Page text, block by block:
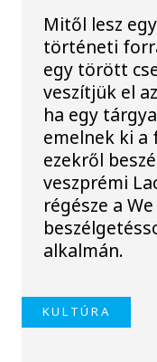
Mitől lesz
történeti
egy törött
veszítjük el
ha egy
emelnek ki a
ezekről
veszprémi
régésze a
alkalmán.
KULTÚRA